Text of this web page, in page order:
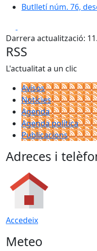
Butlletí núm. 76,
Darrera actualització:
RSS
L'actualitat a un clic
Avisos
Notícies
Agenda
Agenda política
Publicacions
Adreces i
Accedeix
Meteo